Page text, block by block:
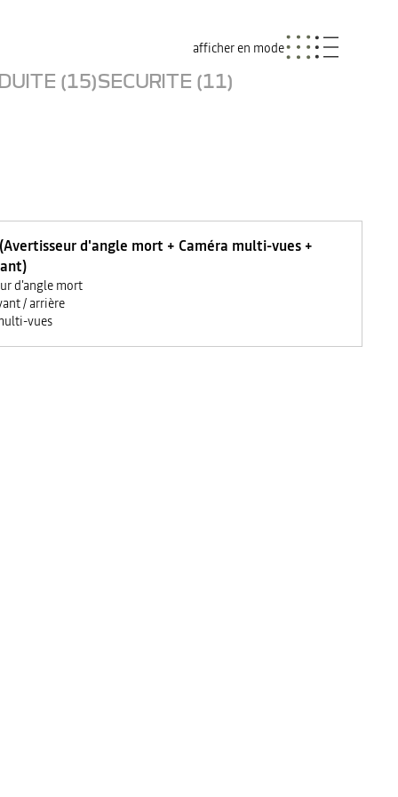
afficher en mode
(15)SECURITE (11)
d'angle mort + Caméra multi-vues +
d'angle mort
/ arrière
vues